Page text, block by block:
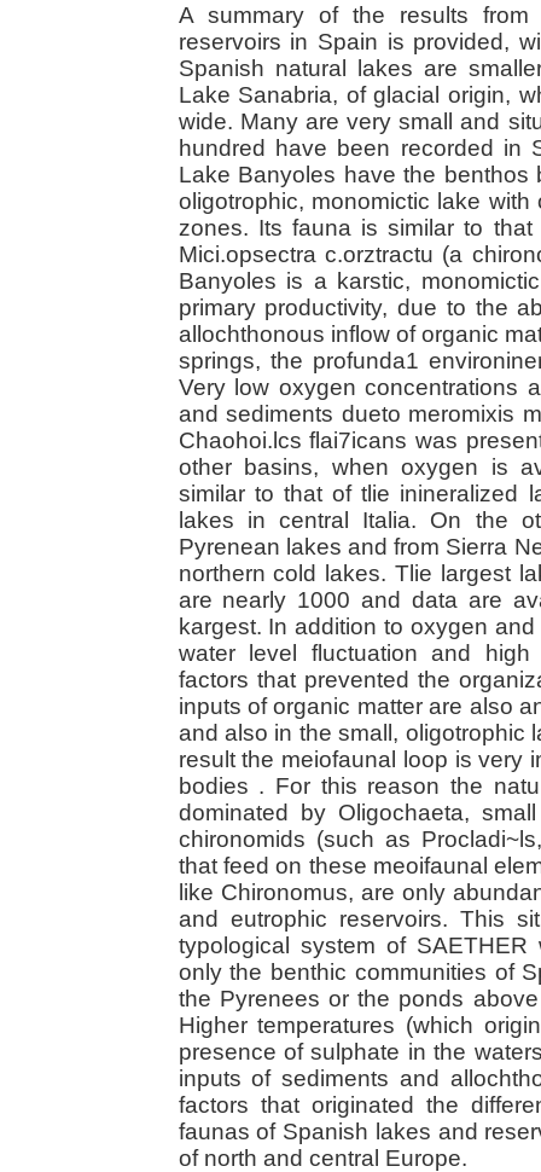
A summary of the results
reservoirs in Spain is provided,
Spanish natural lakes are
Lake Sanabria, of glacial origin,
wide. Many are very small and
hundred have been recorded in
Lake Banyoles have the
oligotrophic, monomictic lake
zones. Its fauna is similar to
Mici.opsectra c.orztractu (a
Banyoles is a karstic,
primary productivity, due to the
allochthonous inflow of organic
springs, the profunda1
Very low oxygen concentrations
and sediments dueto meromixis
Chaohoi.lcs flai7icans was
other basins, when oxygen is
similar to that of tlie inineralized
lakes in central Italia. On the
Pyrenean lakes and from Sierra
northern cold lakes. Tlie largest
are nearly 1000 and data are
kargest. In addition to oxygen
water level fluctuation and high
factors that prevented the
inputs of organic matter are also
and also in the small, oligotrophic
result the meiofaunal loop is very
bodies . For this reason the
dominated by Oligochaeta,
chironomids (such as
that feed on these meoifaunal
like Chironomus, are only
and eutrophic reservoirs. This
typological system of
only the benthic communities of
the Pyrenees or the ponds
Higher temperatures (which
presence of sulphate in the
inputs of sediments and
factors that originated the
faunas of Spanish lakes and
of north and central Europe.